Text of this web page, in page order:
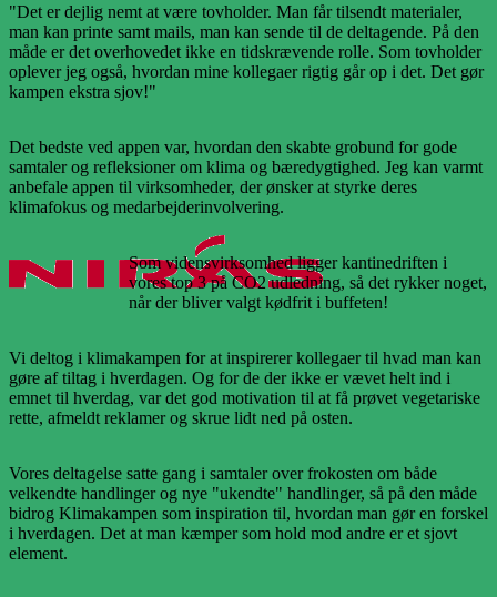
"Det er dejlig nemt at være tovholder. Man får tilsendt materialer,
man kan printe samt mails, man kan sende til de deltagende. På den
måde er det overhovedet ikke en tidskrævende rolle. Som tovholder
oplever jeg også, hvordan mine kollegaer rigtig går op i det. Det gør
kampen ekstra sjov!"
Det bedste ved appen var, hvordan den skabte grobund for gode
samtaler og refleksioner om klima og bæredygtighed. Jeg kan varmt
anbefale appen til virksomheder, der ønsker at styrke deres
klimafokus og medarbejderinvolvering.
Som vidensvirksomhed ligger kantinedriften i
vores top 3 på CO2 udledning, så det rykker noget,
når der bliver valgt kødfrit i buffeten!
Vi deltog i klimakampen for at inspirerer kollegaer til hvad man kan
gøre af tiltag i hverdagen. Og for de der ikke er vævet helt ind i
emnet til hverdag, var det god motivation til at få prøvet vegetariske
rette, afmeldt reklamer og skrue lidt ned på osten.
Vores deltagelse satte gang i samtaler over frokosten om både
velkendte handlinger og nye "ukendte" handlinger, så på den måde
bidrog Klimakampen som inspiration til, hvordan man gør en forskel
i hverdagen. Det at man kæmper som hold mod andre er et sjovt
element.